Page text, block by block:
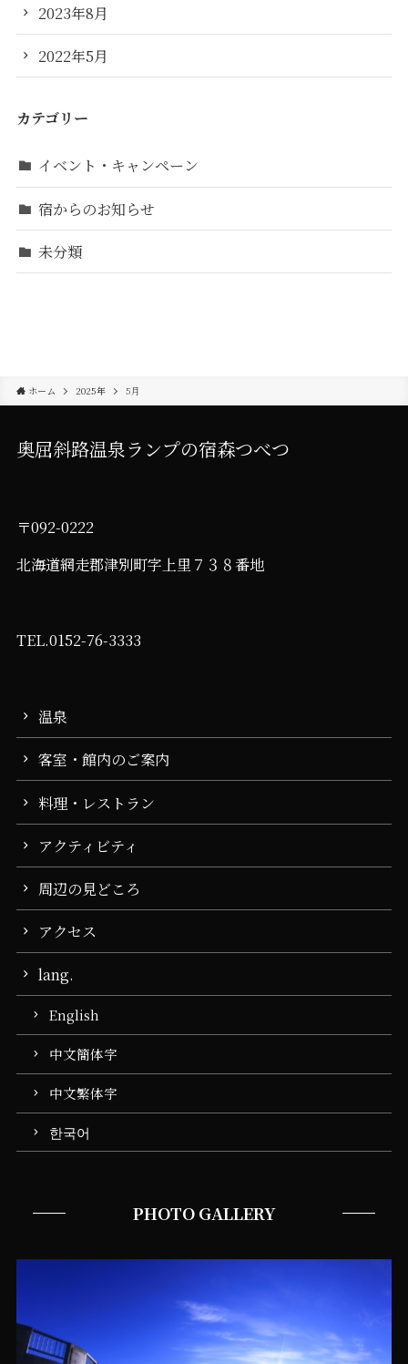
2023年8月
2022年5月
カテゴリー
イベント・キャンペーン
宿からのお知らせ
未分類
ホーム 2025年 5月
奥屈斜路温泉ランプの宿森つべつ
〒092-0222
北海道網走郡津別町字上里７３８番地
TEL.0152-76-3333
温泉
客室・館内のご案内
料理・レストラン
アクティビティ
周辺の見どころ
アクセス
lang.
English
中文簡体字
中文繁体字
한국어
PHOTO GALLERY